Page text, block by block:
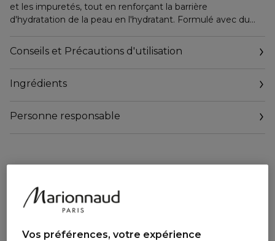
et les impuretés, tout en renforçant la barrière
d'hydratation de la peau en l'hydratant. Formulé avec du
ce nettoyant laisse la peau douce, lisse et hydratée. L'ajout
d'esters lipophiles aide à dissoudre le maquillage sans
douce est non comédogène. Elle est idéale pour une
être combinée avec d'autres produits de soin de la peau.
Conseils et Précautions d'utilisation
Ingrédients
Personne responsable
Vos préférences, votre expérience